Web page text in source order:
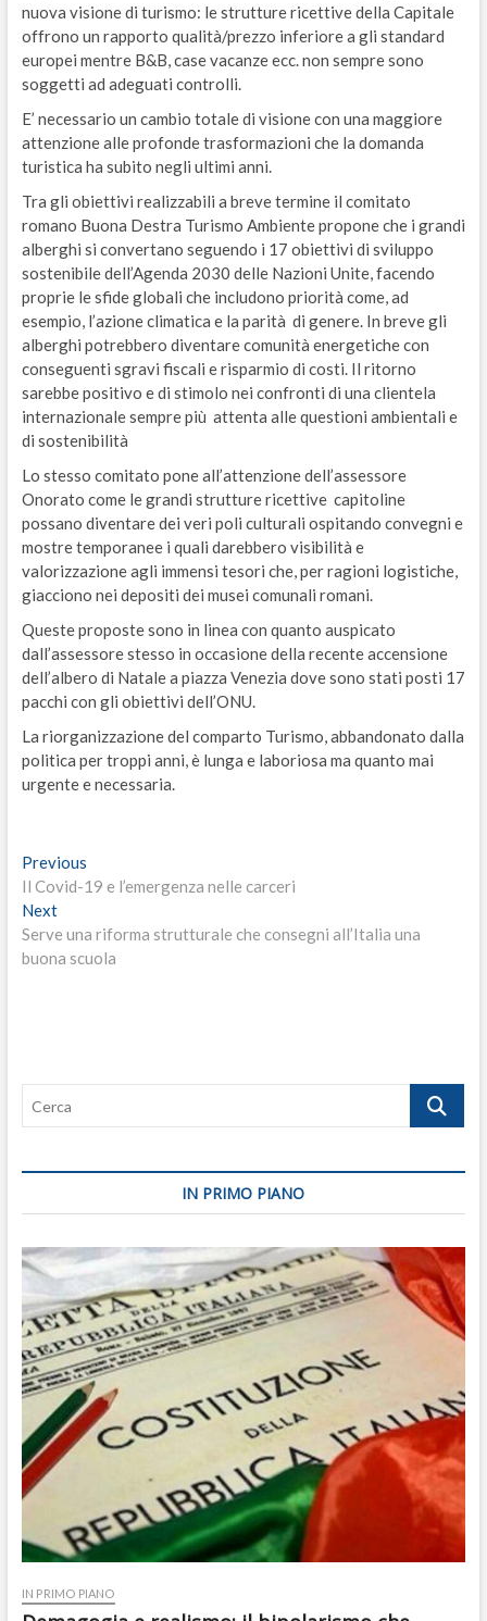
nuova visione di turismo: le strutture ricettive della Capitale
offrono un rapporto qualità/prezzo inferiore a gli standard
europei mentre B&B, case vacanze ecc. non sempre sono
soggetti ad adeguati controlli.
E’ necessario un cambio totale di visione con una maggiore
attenzione alle profonde trasformazioni che la domanda
turistica ha subito negli ultimi anni.
Tra gli obiettivi realizzabili a breve termine il comitato
romano Buona Destra Turismo Ambiente propone che i grandi
alberghi si convertano seguendo i 17 obiettivi di sviluppo
sostenibile dell’Agenda 2030 delle Nazioni Unite, facendo
proprie le sfide globali che includono priorità come, ad
esempio, l’azione climatica e la parità di genere. In breve gli
alberghi potrebbero diventare comunità energetiche con
conseguenti sgravi fiscali e risparmio di costi. Il ritorno
sarebbe positivo e di stimolo nei confronti di una clientela
internazionale sempre più attenta alle questioni ambientali e
di sostenibilità
Lo stesso comitato pone all’attenzione dell’assessore
Onorato come le grandi strutture ricettive capitoline
possano diventare dei veri poli culturali ospitando convegni e
mostre temporanee i quali darebbero visibilità e
valorizzazione agli immensi tesori che, per ragioni logistiche,
giacciono nei depositi dei musei comunali romani.
Queste proposte sono in linea con quanto auspicato
dall’assessore stesso in occasione della recente accensione
dell’albero di Natale a piazza Venezia dove sono stati posti 17
pacchi con gli obiettivi dell’ONU.
La riorganizzazione del comparto Turismo, abbandonato dalla
politica per troppi anni, è lunga e laboriosa ma quanto mai
urgente e necessaria.
Navigazione
articoli
PreviousPrevious
post:
Il Covid-19 e l’emergenza nelle carceri
NextNext
post:
Serve una riforma strutturale che consegni all’Italia una
buona scuola
Cerca
IN PRIMO PIANO
IN PRIMO PIANO